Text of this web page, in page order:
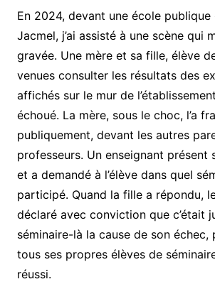
En 2024, devant une école
Jacmel, j’ai assisté à une scène qui
gravée. Une mère et sa fille, élève
venues consulter les résultats des
affichés sur le mur de
échoué. La mère, sous le choc, l’a
publiquement, devant les autres
professeurs. Un enseignant présent
et a demandé à l’élève dans quel
participé. Quand la fille a répondu,
déclaré avec conviction que c’était
séminaire-là la cause de son échec,
tous ses propres élèves de
réussi.